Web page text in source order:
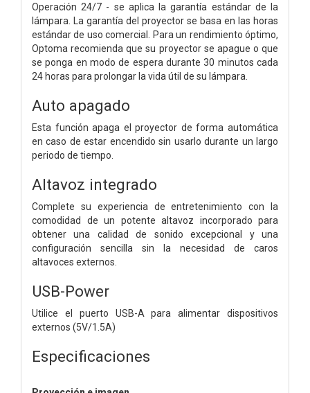
Operación 24/7 - se aplica la garantía estándar de la
lámpara. La garantía del proyector se basa en las horas
estándar de uso comercial. Para un rendimiento óptimo,
Optoma recomienda que su proyector se apague o que
se ponga en modo de espera durante 30 minutos cada
24 horas para prolongar la vida útil de su lámpara.
Auto apagado
Esta función apaga el proyector de forma automática
en caso de estar encendido sin usarlo durante un largo
periodo de tiempo.
Altavoz integrado
Complete su experiencia de entretenimiento con la
comodidad de un potente altavoz incorporado para
obtener una calidad de sonido excepcional y una
configuración sencilla sin la necesidad de caros
altavoces externos.
USB-Power
Utilice el puerto USB-A para alimentar dispositivos
externos (5V/1.5A)
Especificaciones